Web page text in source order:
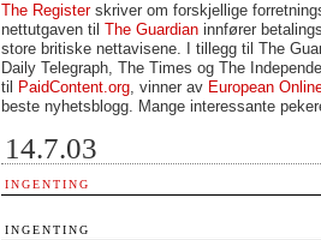
The Registerskriver om forskjellige
nettutgaven til The Guardian innfører
store britiske nettavisene. I tillegg til The
Daily Telegraph, The Times og The
til
PaidContent.org, vinner av European
beste nyhetsblogg. Mange interessante
14.7.03
INGENTING
INGENTING